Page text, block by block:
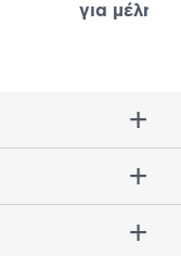
για μέλη